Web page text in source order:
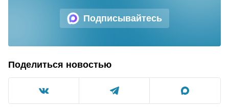
Подписывайтесь
Поделиться новостью